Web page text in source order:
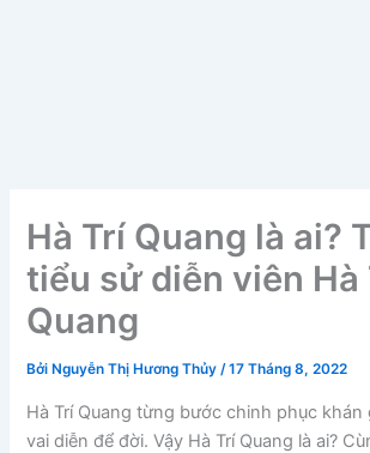
Hà Trí Quang là ai?
tiểu sử diễn viên Hà
Quang
Bởi Nguyễn Thị Hương Thủy/17 Tháng 8, 2022
Hà Trí Quang từng bước chinh phục khán
vai diễn để đời. Vậy Hà Trí Quang là ai?